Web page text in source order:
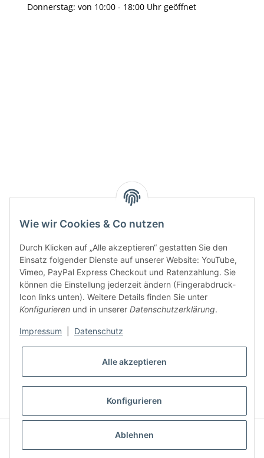
Wie wir Cookies & Co nutzen
Durch Klicken auf „Alle akzeptieren“ gestatten Sie den
Einsatz folgender Dienste auf unserer Website: YouTube,
Vimeo, PayPal Express Checkout und Ratenzahlung. Sie
können die Einstellung jederzeit ändern (Fingerabdruck-
Icon links unten). Weitere Details finden Sie unter
Konfigurieren und in unserer Datenschutzerklärung.
Impressum Datenschutz
Alle akzeptieren
Konfigurieren
Ablehnen
Donnerstag: von 10:00 - 18:00 Uhr geöffnet
Gesetzliche Informationen
* Alle Preise inkl. gesetzlicher USt., zzgl.
VERTRAG WIDERRUFEN
CLEARIX JTL-Shop Template